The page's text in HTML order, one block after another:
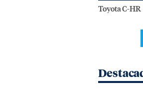
Toyota C-HR